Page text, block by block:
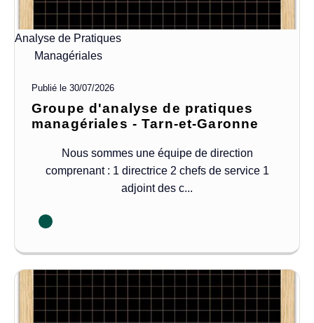
Analyse de Pratiques
Managériales
Publié le 30/07/2026
Groupe d'analyse de pratiques
managériales - Tarn-et-Garonne
Nous sommes une équipe de direction
comprenant : 1 directrice 2 chefs de service 1
adjoint des c...